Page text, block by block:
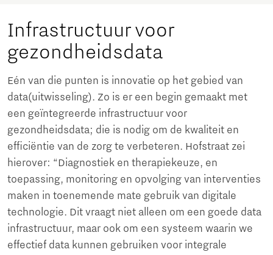
Infrastructuur voor
gezondheidsdata
Eén van die punten is innovatie op het gebied van
data(uitwisseling). Zo is er een begin gemaakt met
een geïntegreerde infrastructuur voor
gezondheidsdata; die is nodig om de kwaliteit en
efficiëntie van de zorg te verbeteren. Hofstraat zei
hierover: “Diagnostiek en therapiekeuze, en
toepassing, monitoring en opvolging van interventies
maken in toenemende mate gebruik van digitale
technologie. Dit vraagt niet alleen om een goede data
infrastructuur, maar ook om een systeem waarin we
effectief data kunnen gebruiken voor integrale